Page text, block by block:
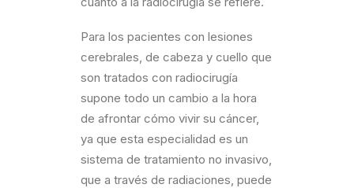
Para los pacientes con lesiones
cerebrales, de cabeza y cuello que
son tratados con radiocirugía
supone todo un cambio a la hora
de afrontar cómo vivir su cáncer,
ya que esta especialidad es un
sistema de tratamiento no invasivo,
que a través de radiaciones, puede